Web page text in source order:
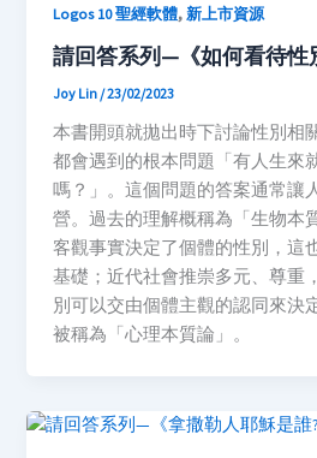
Logos 10 聖經軟體,新上市資源
請回答系列—《如何看待性
Joy Lin/23/02/2023
本書開頭就拋出時下討論性別相
都會遇到的根本問題「有人生來
嗎？」。這個問題的答案通常讓
營。過去的理解概稱為「生物本
客觀事實決定了個體的性別，這
基礎；近代社會推崇多元、尊重
別可以交由個體主觀的認同來決
被稱為「心理本質論」。